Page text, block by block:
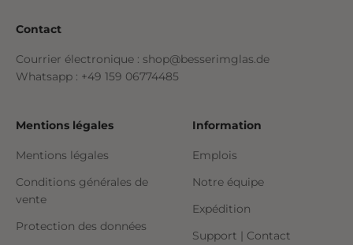
Contact
Courrier électronique : shop@besserimglas.de
Whatsapp : +49 159 06774485
Mentions légales
Mentions légales
Conditions générales de
vente
Protection des données
Information
Emplois
Notre équipe
Expédition
Support | Contact